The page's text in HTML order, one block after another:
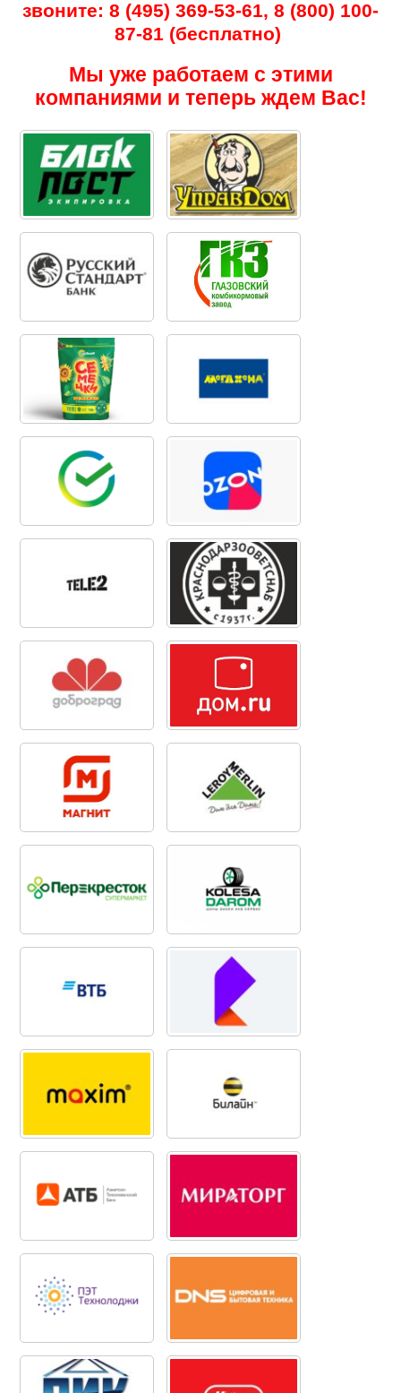
звоните: 8 (495) 369-53-61, 8 (800) 100-
87-81 (бесплатно)
Мы уже работаем с этими
компаниями и теперь ждем Вас!